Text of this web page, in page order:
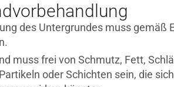
des Untergrundes muss gemäß
muss frei von Schmutz, Fett,
oder Schichten sein, die